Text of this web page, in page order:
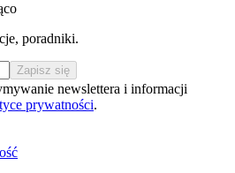
poradniki.
Zapisz się
newslettera i informacji
prywatności.